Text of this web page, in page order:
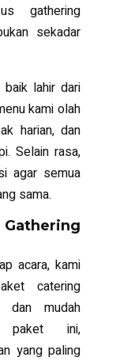
gathering
sekadar
baik lahir dari
kami olah
harian, dan
Selain rasa,
agar semua
sama.
acara, kami
catering
dan mudah
paket ini,
yang paling